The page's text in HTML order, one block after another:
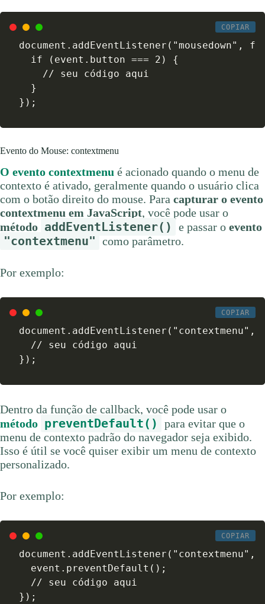
COPIAR
document.addEventListener("mousedown",
  if (event.button === 2) {
    // seu código aqui
  }
});
Evento do Mouse: contextmenu
O evento contextmenu é acionado quando o menu de
contexto é ativado, geralmente quando o usuário clica
com o botão direito do mouse. Para capturar o evento
contextmenu em JavaScript, você pode usar o
método addEventListener() e passar o evento
"contextmenu" como parâmetro.
Por exemplo:
COPIAR
  // seu código aqui
});
Dentro da função de callback, você pode usar o
método preventDefault()
para evitar que o
menu de contexto padrão do navegador seja exibido.
Isso é útil se você quiser exibir um menu de contexto
personalizado.
Por exemplo:
COPIAR
  event.preventDefault();
  // seu código aqui
});